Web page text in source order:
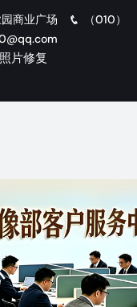
商业广场
（010）
片修复